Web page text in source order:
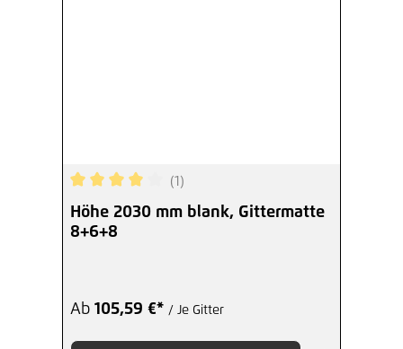
Durchschnittliche Bewertung von 4 von 5
(1)
Höhe 2030 mm blank, Gittermatte
8+6+8
Ab 105,59 €* / Je Gitter